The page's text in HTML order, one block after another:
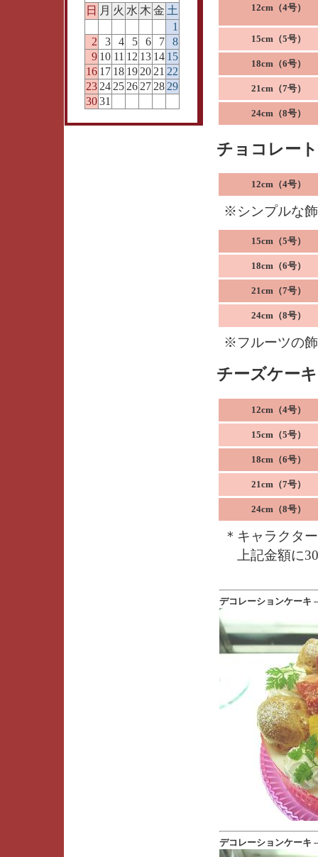
日 月 火 水 木 金 土
1
2
3 4 5 6 7
8
9 10 11 12 13 14 15
16 17 18 19 20 21 22
23 24 25 26 27 28 29
3031
12cm（4号）
15cm（5号）
18cm（6号）
21cm（7号）
24cm（8号）
チョコレー
12cm（4号）
※シンプルな
15cm（5号）
18cm（6号）
21cm（7号）
24cm（8号）
※フルーツの
チーズケーキ
12cm（4号）
15cm（5号）
18cm（6号）
21cm（7号）
24cm（8号）
＊キャラクタ
上記金額に
デコレーションケーキ
デコレーションケーキ